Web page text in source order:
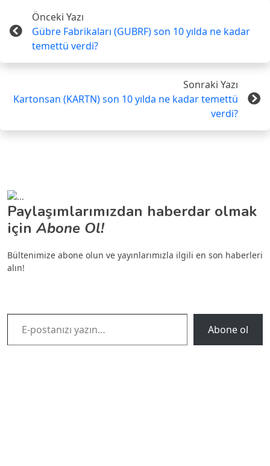
Önceki Yazı
Gübre Fabrikaları (GUBRF) son 10 yılda ne kadar
temettü verdi?
Sonraki Yazı
Kartonsan (KARTN) son 10 yılda ne kadar temettü
verdi?
Paylaşımlarımızdan haberdar olmak
için Abone Ol!
Bültenimize abone olun ve yayınlarımızla ilgili en son haberleri
alın!
E-postanızı yazın…
Abone ol